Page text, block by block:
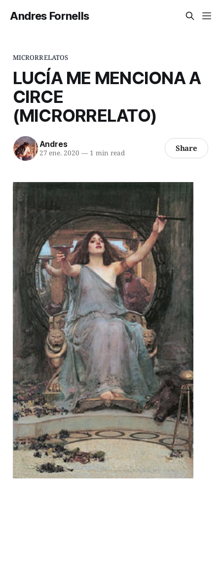
Andres Fornells
MICRORRELATOS
LUCÍA ME MENCIONA A
CIRCE
(MICRORRELATO)
Andres
27 ene. 2020 —1 min read Share